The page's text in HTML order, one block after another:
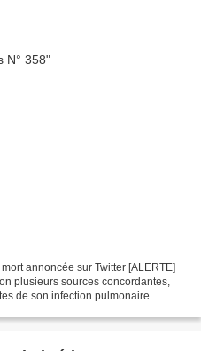
annoncée sur Twitter [ALERTE]
plusieurs sources concordantes,
de son infection pulmonaire.